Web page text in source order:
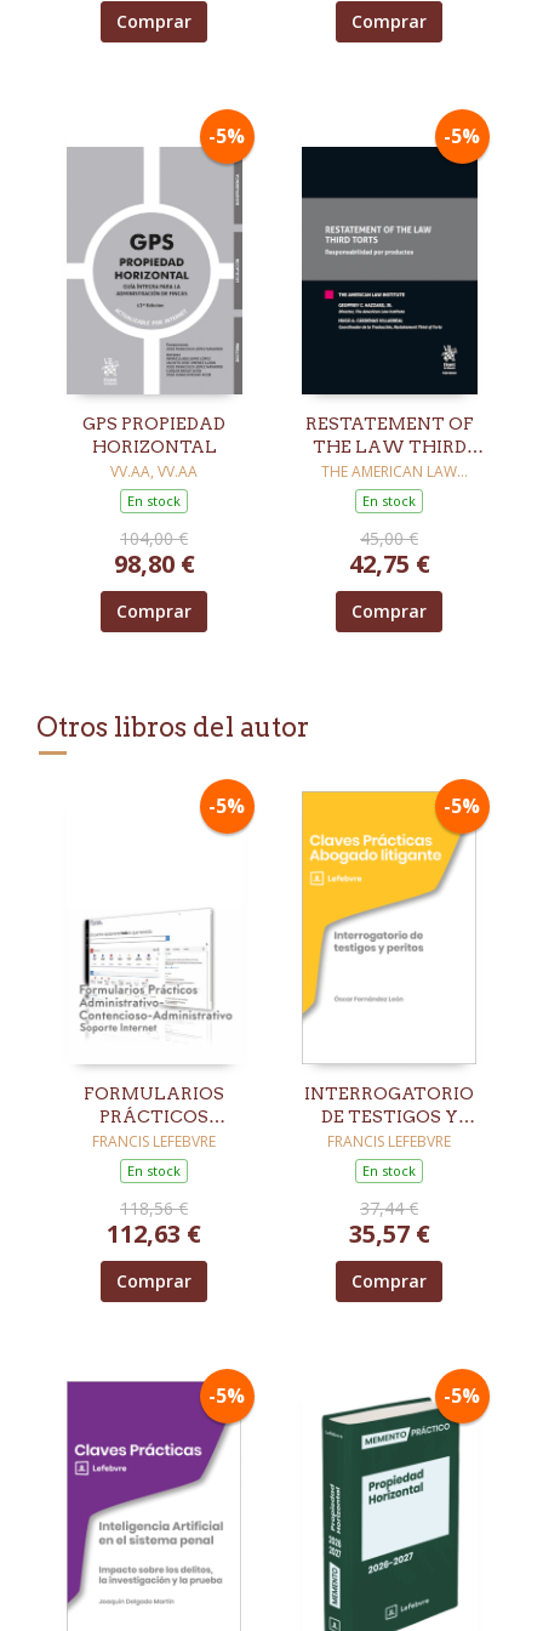
Comprar Comprar
-5%
GPS PROPIEDAD
HORIZONTAL
VV.AA, VV.AA
En stock
104,00 €
98,80 €
Comprar
-5%
RESTATEMENT OF
THE LAW THIRD
TORTS
THE AMERICAN LAW
INSTITUTE
En stock
45,00 €
42,75 €
Comprar
Otros libros del autor
-5%
FORMULARIOS
PRÁCTICOS
ADMINISTRATIVO 
CONTENCIOSO
ADMINISTRATIVO
2026
FRANCIS LEFEBVRE
En stock
118,56 €
112,63 €
Comprar
-5%
INTERROGATORIO
DE TESTIGOS Y
PERITOS
FRANCIS LEFEBVRE
En stock
37,44 €
35,57 €
Comprar
-5% -5%